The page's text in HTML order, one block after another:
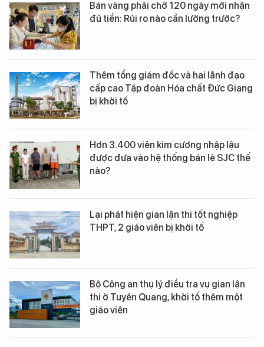
Bán vàng phải chờ 120 ngày mới nhận
đủ tiền: Rủi ro nào cần lường trước?
Thêm tổng giám đốc và hai lãnh đạo
cấp cao Tập đoàn Hóa chất Đức Giang
bị khởi tố
Hơn 3.400 viên kim cương nhập lậu
được đưa vào hệ thống bán lẻ SJC thế
nào?
Lại phát hiện gian lận thi tốt nghiệp
THPT, 2 giáo viên bị khởi tố
Bộ Công an thụ lý điều tra vụ gian lận
thi ở Tuyên Quang, khởi tố thêm một
giáo viên